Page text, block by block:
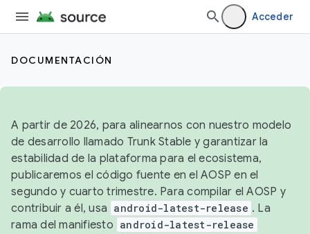
Acceder
DOCUMENTACIÓN
A partir de 2026, para alinearnos con nuestro modelo
de desarrollo llamado Trunk Stable y garantizar la
estabilidad de la plataforma para el ecosistema,
publicaremos el código fuente en el AOSP en el
segundo y cuarto trimestre. Para compilar el AOSP y
contribuir a él, usa android-latest-release . La
rama del manifiesto android-latest-release